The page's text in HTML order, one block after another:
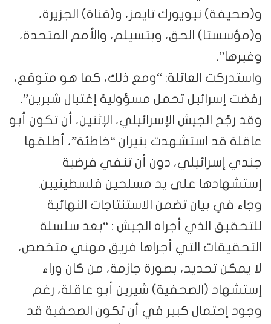
و(صحيفة) نيويورك تايمز، و(قناة) الجزيرة،
و(مؤسستا) الحق، وبتسيلم، والأمم المتحدة،
وغيرها”.
واستدركت العائلة: “ومع ذلك، كما هو متوقع،
رفضت إسرائيل تحمل مسؤولية إغتيال شيرين”.
وقد رجّح الجيش الإسرائيلي، الإثنين، أن تكون أبو
عاقلة قد استشهدت بنيران “خاطئة”، أطلقها
جندي إسرائيلي، دون أن تنفي فرضية
إستشهادها على يد مسلحين فلسطينيين.
وجاء في بيان تضمن الاستنتاجات النهائية
للتحقيق الذي أجراه الجيش : “بعد سلسلة
التحقيقات التي أجراها فريق مهني متخصص،
لا يمكن تحديد، بصورة جازمة، من كان وراء
إستشهاد (الصحفية) شيرين أبو عاقلة، رغم
وجود إحتمال كبير في أن تكون الصحفية قد